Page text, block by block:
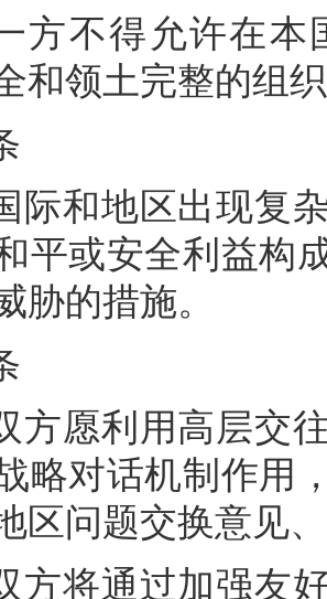
方不得允许在本
和领土完整的组
际和地区出现复
平或安全利益构
胁的措施。
方愿利用高层交
略对话机制作用
区问题交换意见
方将通过加强友